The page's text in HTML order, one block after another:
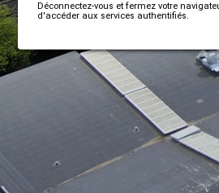
Déconnectez-vous et fermez votre
d'accéder aux services authentifiés.